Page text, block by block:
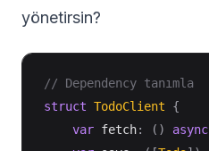
yönetirsin?
// Dependency tanımla
struct TodoClient
{
var fetch: ( ) async